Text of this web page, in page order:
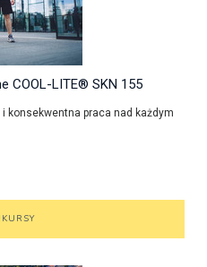
COOL-LITE® SKN 155
konsekwentna praca nad każdym